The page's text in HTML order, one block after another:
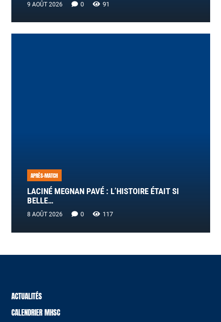
9 AOÛT 2026 0 91
APRÈS-MATCH
LACINÉ MEGNAN PAVÉ : L’HISTOIRE ÉTAIT SI
BELLE…
8 AOÛT 2026 0 117
ACTUALITÉS
CALENDRIER MHSC